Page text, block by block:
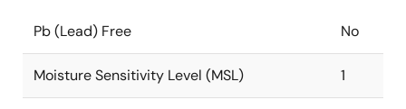
Pb (Lead) Free No
Moisture Sensitivity Level (MSL) 1